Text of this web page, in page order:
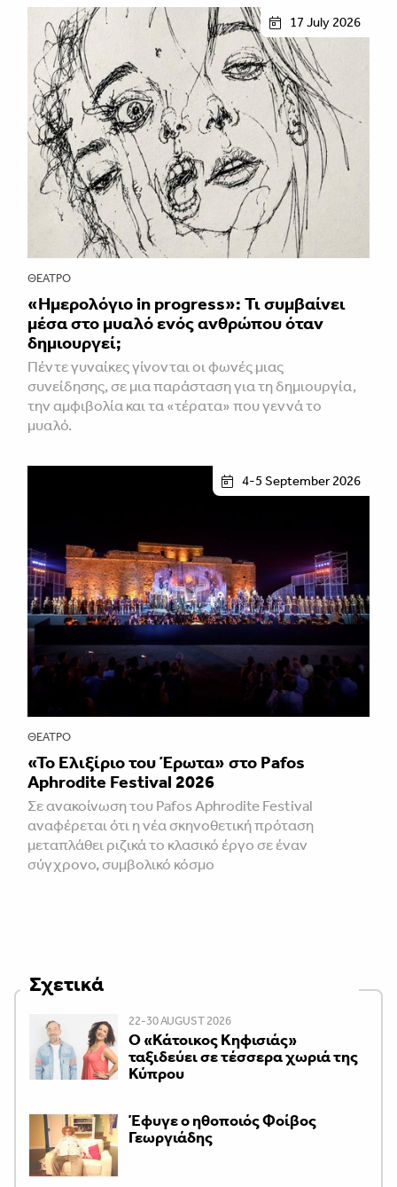
17 July 2026
ΘΈΑΤΡΟ
«Ημερολόγιο in progress»: Τι συμβαίνει
μέσα στο μυαλό ενός ανθρώπου όταν
δημιουργεί;
Πέντε γυναίκες γίνονται οι φωνές μιας
συνείδησης, σε μια παράσταση για τη δημιουργία,
την αμφιβολία και τα «τέρατα» που γεννά το
μυαλό.
4-5 September 2026
ΘΈΑΤΡΟ
«Το Ελιξίριο του Έρωτα» στο Pafos
Aphrodite Festival 2026
Σε ανακοίνωση του Pafos Aphrodite Festival
αναφέρεται ότι η νέα σκηνοθετική πρόταση
μεταπλάθει ριζικά το κλασικό έργο σε έναν
σύγχρονο, συμβολικό κόσμο
Σχετικά
22-30 AUGUST 2026
Ο «Κάτοικος Κηφισιάς»
ταξιδεύει σε τέσσερα χωριά της
Κύπρου
Έφυγε ο ηθοποιός Φοίβος
Γεωργιάδης